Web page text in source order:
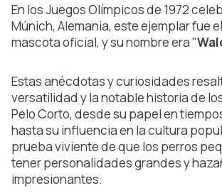
En los Juegos Olímpicos de 1972
Múnich, Alemania, este ejemplar fue
mascota oficial, y su nombre era "
Estas anécdotas y curiosidades
versatilidad y la notable historia de
Pelo Corto, desde su papel en
hasta su influencia en la cultura
prueba viviente de que los perros
tener personalidades grandes y
impresionantes.